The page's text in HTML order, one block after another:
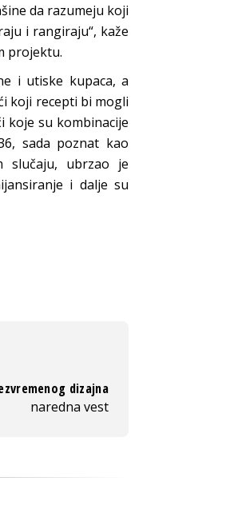
da razumeju koji
i rangiraju“, kaže
projektu.
i utiske kupaca, a
koji recepti bi mogli
koje su kombinacije
sada poznat kao
slučaju, ubrzao je
i dalje su
dizajna
naredna vest